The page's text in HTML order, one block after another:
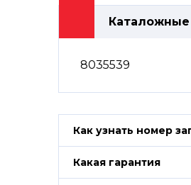
8035539
Как узнать номер
Какая гарантия